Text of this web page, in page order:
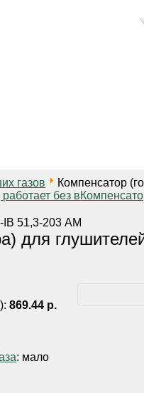
газов
Компенсатор
без в
IB 51,3-203 АМ
для
869.44 р.
: мало